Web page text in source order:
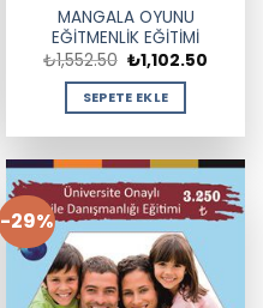
MANGALA OYUNU
EĞİTMENLİK EĞİTİMİ
₺1,552.50 Orijinal
fiyat:
₺1,552.50.
₺1,102.50
SEPETE EKLE
-29%